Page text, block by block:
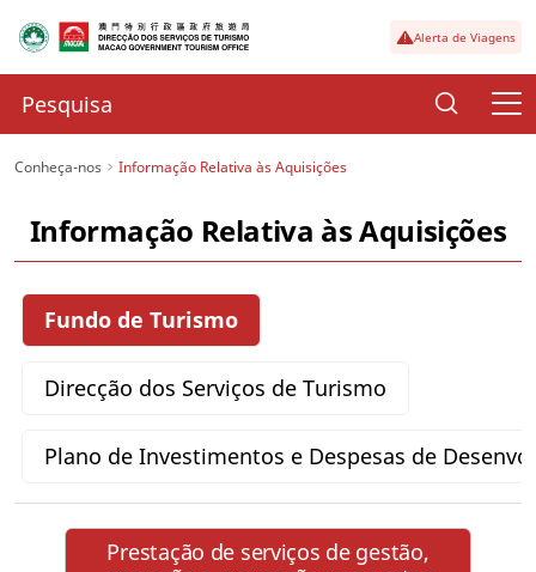
Alerta de Viagens
Conheça-nos Informação Relativa às Aquisições
Informação Relativa às Aquisições
Fundo de Turismo
Direcção dos Serviços de Turismo
Plano de Investimentos e Despesas de
Prestação de serviços de gestão,